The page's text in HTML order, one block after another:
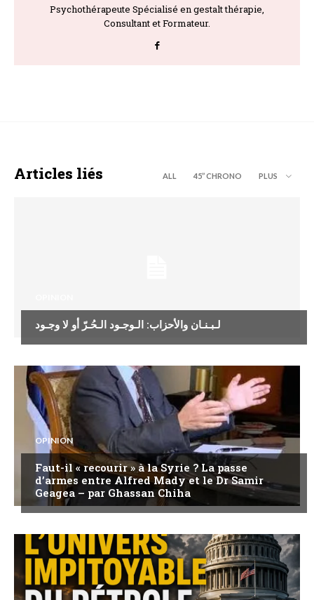
Psychothérapeute Spécialisé en gestalt thérapie,
Consultant et Formateur.
Articles liés ALL 45’’ CHRONO PLUS
لـبـنـان والأحزاب: الـوجـود الـحُـرّ أو لا وجـود
OPINION
Faut-il « recourir » à la Syrie ? La passe
d’armes entre Alfred Mady et le Dr Samir
Geagea – par Ghassan Chiha